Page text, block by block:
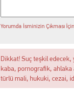
Yorumda İsminizin Çıkması
Dikkat! Suç teşkil edecek,
kaba, pornografik, ahlaka
türlü mali, hukuki, cezai,